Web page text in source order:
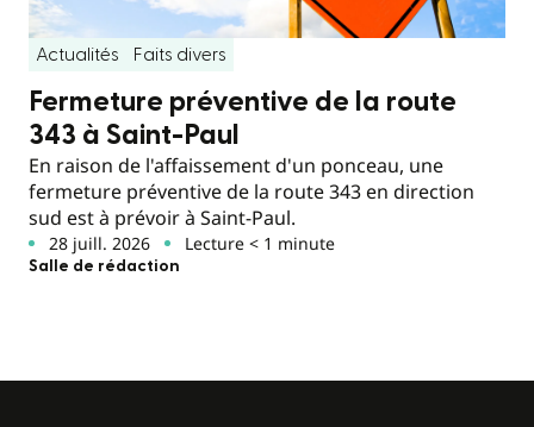
Actualités Faits divers
Fermeture préventive de la route
343 à Saint-Paul
En raison de l'affaissement d'un ponceau, une
fermeture préventive de la route 343 en direction
sud est à prévoir à Saint-Paul.
28 juill. 2026 Lecture < 1 minute
Salle de rédaction